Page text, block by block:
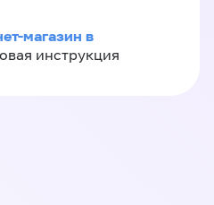
магазин в
инструкция